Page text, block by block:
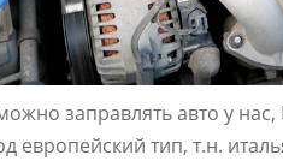
заправлять авто у нас,
европейский тип, т.н.